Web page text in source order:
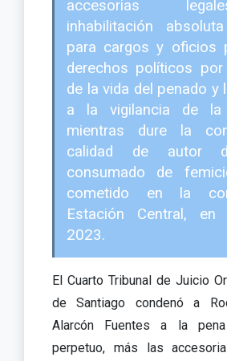
accesorias
inhabilitación
para cargos y oficios
derechos políticos
de la vida del penado y
a la vigilancia de la
mientras dure la
calidad de autor
consumado de
cometido en la
Estación Central,
2023.
El Cuarto Tribunal de Juicio
de Santiago condenó a
Alarcón Fuentes a la
perpetuo, más las